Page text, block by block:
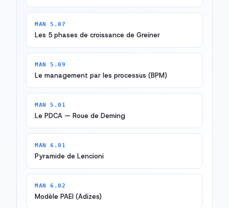
MAN 5.07
Les 5 phases de croissance de Greiner
MAN 5.09
Le management par les processus (BPM)
MAN 5.01
Le PDCA — Roue de Deming
MAN 6.01
Pyramide de Lencioni
MAN 6.02
Modèle PAEI (Adizes)